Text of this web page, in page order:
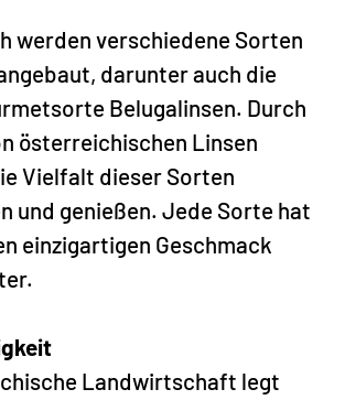
werden verschiedene Sorten
darunter auch die
Belugalinsen. Durch
österreichischen Linsen
Vielfalt dieser Sorten
und genießen. Jede Sorte hat
einzigartigen Geschmack
Landwirtschaft legt